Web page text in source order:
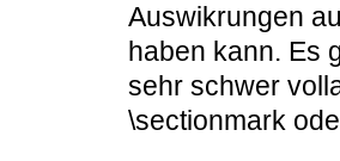
Auswikrungen
haben kann. Es
sehr schwer
\sectionmark